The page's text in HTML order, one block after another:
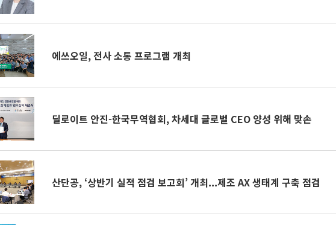
에쓰오일, 전사 소통 프로그램 개최
딜로이트 안진-한국무역협회, 차세대 글로벌 CEO 양성 위해 맞손
산단공, ‘상반기 실적 점검 보고회’ 개최...제조 AX 생태계 구축 점검